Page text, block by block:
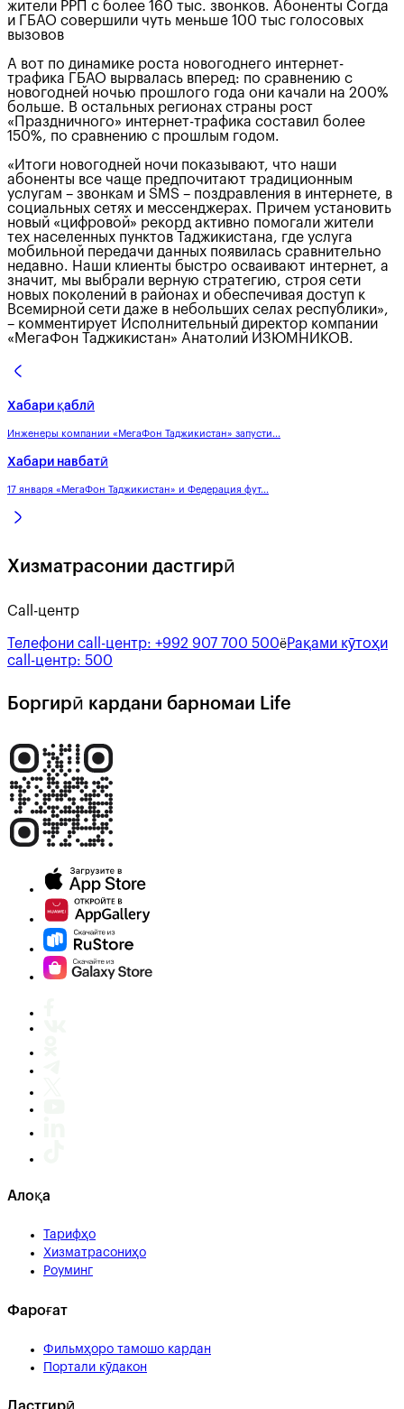
жители РРП с более 160 тыс. звонков. Абоненты Согда
и ГБАО совершили чуть меньше 100 тыс голосовых
вызовов
А вот по динамике роста новогоднего интернет-
трафика ГБАО вырвалась вперед: по сравнению с
новогодней ночью прошлого года они качали на 200%
больше. В остальных регионах страны рост
«Праздничного» интернет-трафика составил более
150%, по сравнению с прошлым годом.
«Итоги новогодней ночи показывают, что наши
абоненты все чаще предпочитают традиционным
услугам – звонкам и SMS – поздравления в интернете, в
социальных сетях и мессенджерах. Причем установить
новый «цифровой» рекорд активно помогали жители
тех населенных пунктов Таджикистана, где услуга
мобильной передачи данных появилась сравнительно
недавно. Наши клиенты быстро осваивают интернет, а
значит, мы выбрали верную стратегию, строя сети
новых поколений в районах и обеспечивая доступ к
Всемирной сети даже в небольших селах республики»,
– комментирует Исполнительный директор компании
«МегаФон Таджикистан» Анатолий ИЗЮМНИКОВ.
Хабари қаблӣ
Инженеры компании «МегаФон Таджикистан» запусти...
Хабари навбатӣ
17 января «МегаФон Таджикистан» и Федерация фут...
Хизматрасонии дастгирӣ
Call-центр
Телефони call-центр: +992 907 700 500ёРақами кӯтоҳи
call-центр: 500
Боргирӣ кардани барномаи Life
Алоқа
Тарифҳо
Хизматрасониҳо
Роуминг
Фароғат
Фильмҳоро тамошо кардан
Портали кӯдакон